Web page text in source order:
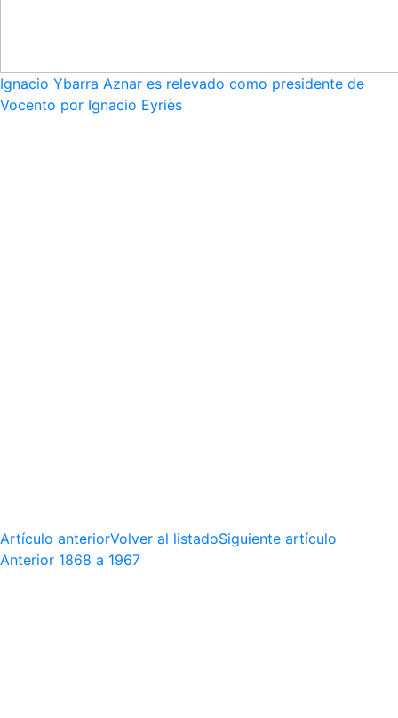
Ignacio Ybarra Aznar es relevado como presidente de
Vocento por Ignacio Eyriès
Artículo anteriorVolver al listadoSiguiente artículo
Anterior 1868 a 1967